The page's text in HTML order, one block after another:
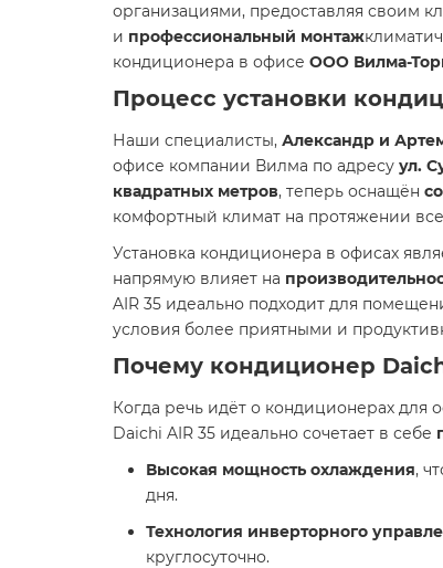
организациями, предоставляя своим
и профессиональный монтаж
кондиционера в офисе ООО Вилма-
Процесс установки
Наши специалисты, Александр и
офисе компании Вилма по адресу ул.
квадратных метров, теперь оснащён
комфортный климат на протяжении
Установка кондиционера в офисах
напрямую влияет на
AIR 35 идеально подходит для
условия более приятными и
Почему кондиционер
Когда речь идёт о кондиционерах
Daichi AIR 35 идеально сочетает в себе
Высокая мощность охлаждения,
дня.
Технология инверторного
круглосуточно.